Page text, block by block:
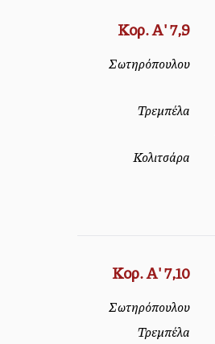
Κορ. Α' 7,9
Σωτηρόπουλου
Τρεμπέλα
Κολιτσάρα
Κορ. Α' 7,10
Σωτηρόπουλου
Τρεμπέλα